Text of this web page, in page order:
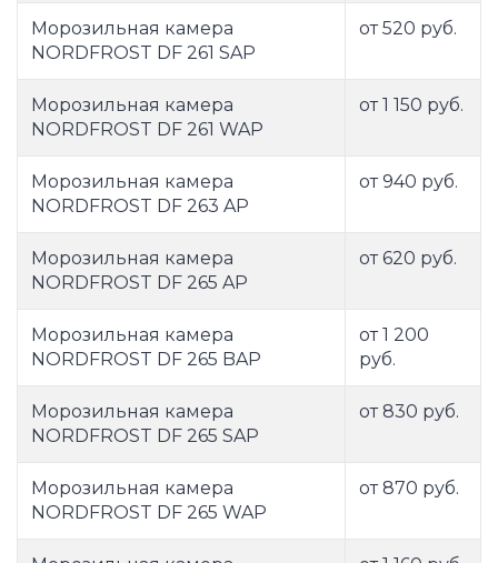
Морозильная камера
NORDFROST DF 261 SAP
от 520 руб.
Морозильная камера
NORDFROST DF 261 WAP
от 1 150 руб.
Морозильная камера
NORDFROST DF 263 AP
от 940 руб.
Морозильная камера
NORDFROST DF 265 AP
от 620 руб.
Морозильная камера
NORDFROST DF 265 BAP
от 1 200
руб.
Морозильная камера
NORDFROST DF 265 SAP
от 830 руб.
Морозильная камера
NORDFROST DF 265 WAP
от 870 руб.